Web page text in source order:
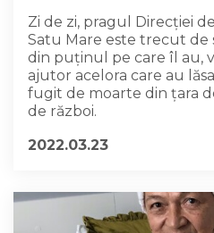
Zi de zi, pragul Direcției
Satu Mare este trecut de
din puținul pe care îl au,
ajutor acelora care au
fugit de moarte din țara
de război.
2022.03.23